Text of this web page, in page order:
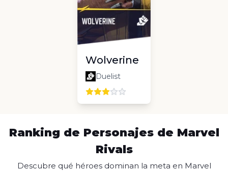
Wolverine
Duelist
Ranking de Personajes de Marvel
Rivals
Descubre qué héroes dominan la meta en Marvel